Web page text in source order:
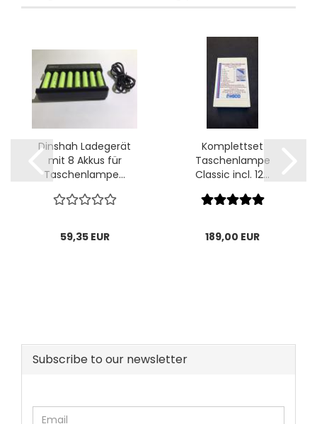
Dinshah Ladegerät
mit 8 Akkus für
Taschenlampe...
59,35 EUR
Komplettset
Taschenlampe
Classic incl. 12...
189,00 EUR
Subscribe to our newsletter
CONTINUE
Email